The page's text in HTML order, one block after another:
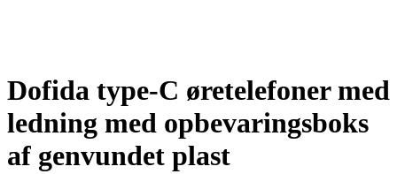
Dofida type-C øretelefoner med
ledning med opbevaringsboks
af genvundet plast